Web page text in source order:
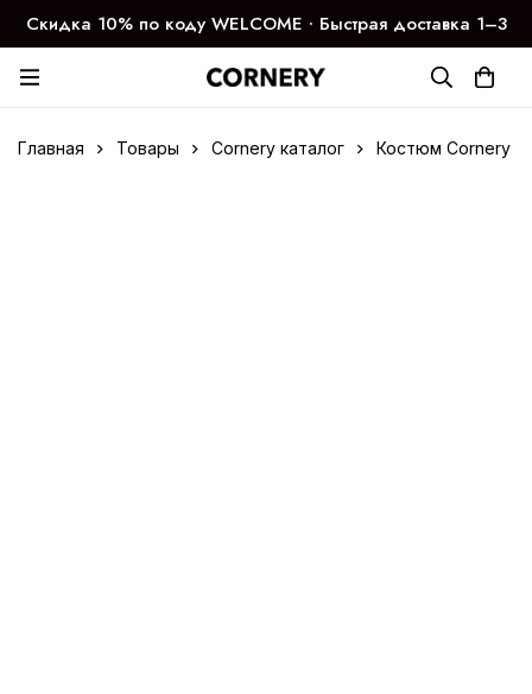
Скидка 10% по коду WELCOME ∙ Быстрая доставка 1–3
дня
Главная Товары Cornery каталог Костюм Cornery